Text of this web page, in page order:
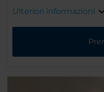
Ulteriori informazioni